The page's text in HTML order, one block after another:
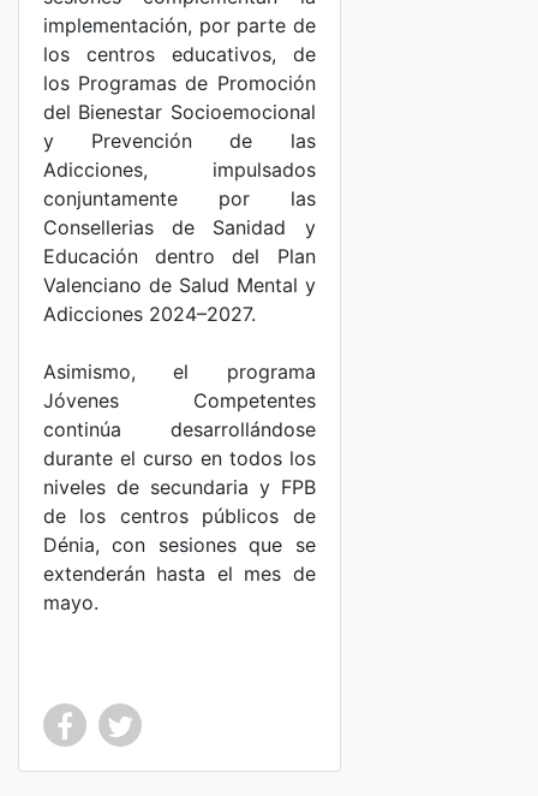
implementación, por parte de
los centros educativos, de
los Programas de Promoción
del Bienestar Socioemocional
y Prevención de las
Adicciones, impulsados
conjuntamente por las
Consellerias de Sanidad y
Educación dentro del Plan
Valenciano de Salud Mental y
Adicciones 2024–2027.
Asimismo, el programa
Jóvenes Competentes
continúa desarrollándose
durante el curso en todos los
niveles de secundaria y FPB
de los centros públicos de
Dénia, con sesiones que se
extenderán hasta el mes de
mayo.
Co Co